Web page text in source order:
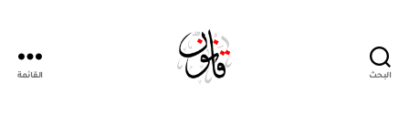
البحث القائمة